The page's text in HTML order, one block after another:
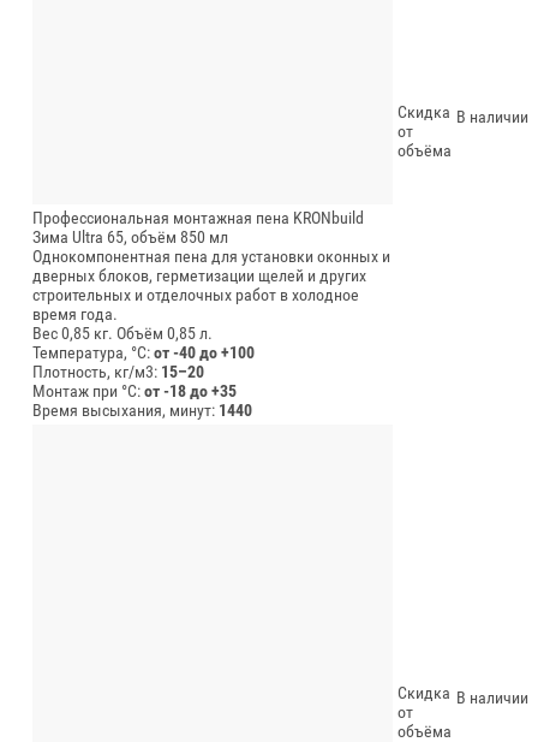
Профессиональная монтажная пена KRONbuild
Зима Ultra 65, объём 850 мл
Однокомпонентная пена для установки оконных и
дверных блоков, герметизации щелей и других
строительных и отделочных работ в холодное
время года.
Вес 0,85 кг. Объём 0,85 л.
Температура, °C:от -40 до +100
Плотность, кг/м3: 15–20
Монтаж при °C:от -18 до +35
Время высыхания, минут: 1440
Скидка
от
объёма
В наличии
Скидка
от
объёма
В наличии